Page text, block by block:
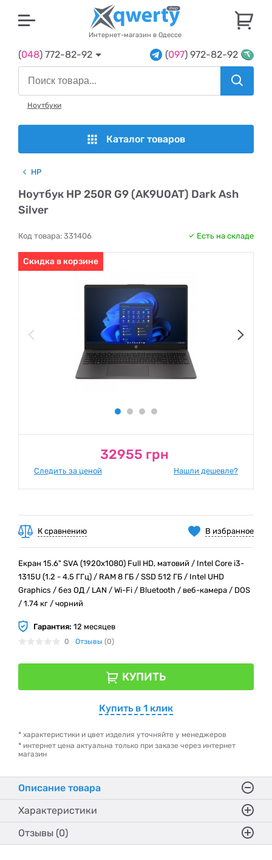
Интернет-магазин в Одессе
(048) 772-82-92 (097) 972-82-92
Ноутбуки
Каталог товаров
HP
Ноутбук HP 250R G9 (AK9U0AT) Dark Ash
Silver
Код товара: 331406 Есть на складе
Скидка в корзине
32955 грн
Следить за ценой Нашли дешевле?
В избранное
К сравнению
Екран 15.6" SVA (1920x1080) Full HD, матовий / Intel Core i3-
1315U (1.2 - 4.5 ГГц) / RAM 8 ГБ / SSD 512 ГБ / Intel UHD
Graphics / без ОД / LAN / Wi-Fi / Bluetooth / веб-камера / DOS
/ 1.74 кг / чорний
Гарантия: 12 месяцев
0 Отзывы (0)
КУПИТЬ
Купить в 1 клик
* характеристики и цвет изделия уточняйте у менеджеров
* интернет цена актуальна только при заказе через интернет
магазин
Описание товара
Характеристики
Отзывы (0)